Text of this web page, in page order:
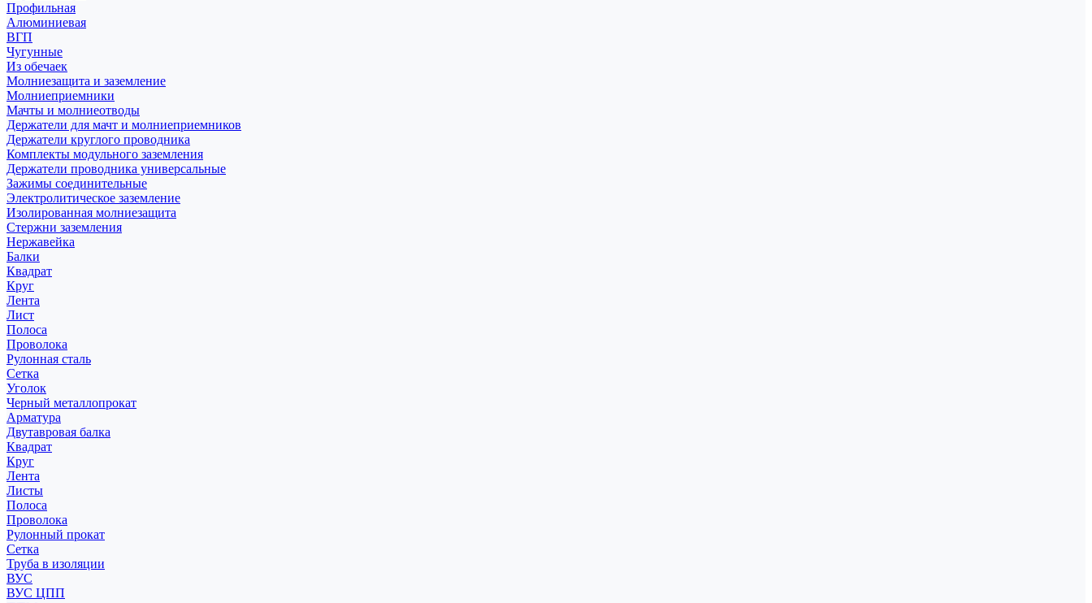
Профильная
Алюминиевая
ВГП
Чугунные
Из обечаек
Молниезащита и заземление
Молниеприемники
Мачты и молниеотводы
Держатели для мачт и молниеприемников
Держатели круглого проводника
Комплекты модульного заземления
Держатели проводника универсальные
Зажимы соединительные
Электролитическое заземление
Изолированная молниезащита
Стержни заземления
Нержавейка
Балки
Квадрат
Круг
Лента
Лист
Полоса
Проволока
Рулонная сталь
Сетка
Уголок
Черный металлопрокат
Арматура
Двутавровая балка
Квадрат
Круг
Лента
Листы
Полоса
Проволока
Рулонный прокат
Сетка
Труба в изоляции
ВУС
ВУС ЦПП